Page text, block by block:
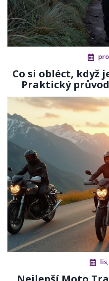
Co si obléct, když
Praktický